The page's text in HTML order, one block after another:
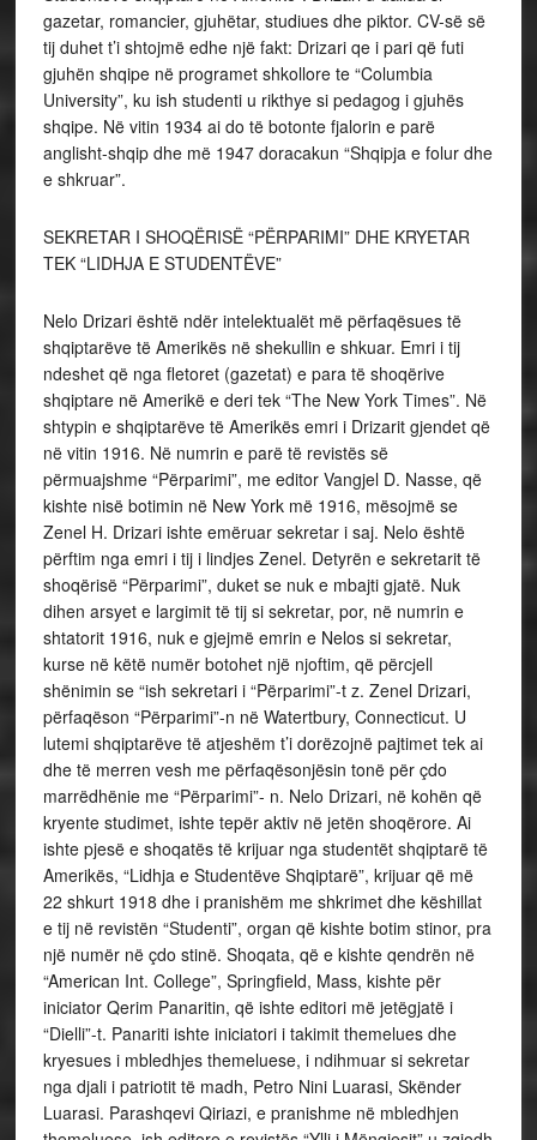
gazetar, romancier, gjuhëtar, studiues dhe piktor. CV-së së
tij duhet t’i shtojmë edhe një fakt: Drizari qe i pari që futi
gjuhën shqipe në programet shkollore te “Columbia
University”, ku ish studenti u rikthye si pedagog i gjuhës
shqipe. Në vitin 1934 ai do të botonte fjalorin e parë
anglisht-shqip dhe më 1947 doracakun “Shqipja e folur dhe
e shkruar”.
SEKRETAR I SHOQËRISË “PËRPARIMI” DHE KRYETAR
TEK “LIDHJA E STUDENTËVE”
Nelo Drizari është ndër intelektualët më përfaqësues të
shqiptarëve të Amerikës në shekullin e shkuar. Emri i tij
ndeshet që nga fletoret (gazetat) e para të shoqërive
shqiptare në Amerikë e deri tek “The New York Times”. Në
shtypin e shqiptarëve të Amerikës emri i Drizarit gjendet që
në vitin 1916. Në numrin e parë të revistës së
përmuajshme “Përparimi”, me editor Vangjel D. Nasse, që
kishte nisë botimin në New York më 1916, mësojmë se
Zenel H. Drizari ishte emëruar sekretar i saj. Nelo është
përftim nga emri i tij i lindjes Zenel. Detyrën e sekretarit të
shoqërisë “Përparimi”, duket se nuk e mbajti gjatë. Nuk
dihen arsyet e largimit të tij si sekretar, por, në numrin e
shtatorit 1916, nuk e gjejmë emrin e Nelos si sekretar,
kurse në këtë numër botohet një njoftim, që përcjell
shënimin se “ish sekretari i “Përparimi”-t z. Zenel Drizari,
përfaqëson “Përparimi”-n në Watertbury, Connecticut. U
lutemi shqiptarëve të atjeshëm t’i dorëzojnë pajtimet tek ai
dhe të merren vesh me përfaqësonjësin tonë për çdo
marrëdhënie me “Përparimi”- n. Nelo Drizari, në kohën që
kryente studimet, ishte tepër aktiv në jetën shoqërore. Ai
ishte pjesë e shoqatës të krijuar nga studentët shqiptarë të
Amerikës, “Lidhja e Studentëve Shqiptarë”, krijuar që më
22 shkurt 1918 dhe i pranishëm me shkrimet dhe këshillat
e tij në revistën “Studenti”, organ që kishte botim stinor, pra
një numër në çdo stinë. Shoqata, që e kishte qendrën në
“American Int. College”, Springfield, Mass, kishte për
iniciator Qerim Panaritin, që ishte editori më jetëgjatë i
“Dielli”-t. Panariti ishte iniciatori i takimit themelues dhe
kryesues i mbledhjes themeluese, i ndihmuar si sekretar
nga djali i patriotit të madh, Petro Nini Luarasi, Skënder
Luarasi. Parashqevi Qiriazi, e pranishme në mbledhjen